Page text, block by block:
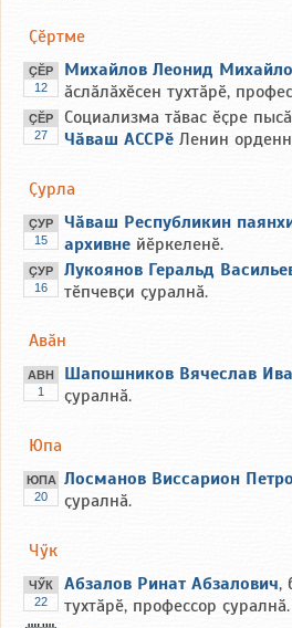
Ҫӗртме
ҪӖР
12
Михайлов Леонид
ӑслӑлӑхӗсен тухтӑрӗ,
ҪӖР
27
Социализма тӑвас ӗҫре
Чӑваш АССРӗ Ленин
Ҫурла
ҪУР
15
Чӑваш Республикин
архивне йӗркеленӗ.
ҪУР
16
Лукоянов Геральд
тӗпчевҫи ҫуралнӑ.
Авӑн
АВН
1
Шапошников Вячеслав
ҫуралнӑ.
Юпа
ЮПА
20
Лосманов Виссарион
ҫуралнӑ.
Чӳк
ЧӲК
22
Абзалов Ринат Абзалович,
тухтӑрӗ, профессор ҫуралнӑ.